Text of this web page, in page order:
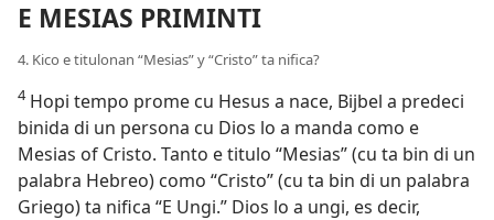
E MESIAS PRIMINTI
4. Kico e titulonan “Mesias” y “Cristo” ta nifica?
4Hopi tempo prome cu Hesus a nace, Bijbel a predeci
binida di un persona cu Dios lo a manda como e
Mesias of Cristo. Tanto e titulo “Mesias” (cu ta bin di un
palabra Hebreo) como “Cristo” (cu ta bin di un palabra
Griego) ta nifica “E Ungi.” Dios lo a ungi, es decir,